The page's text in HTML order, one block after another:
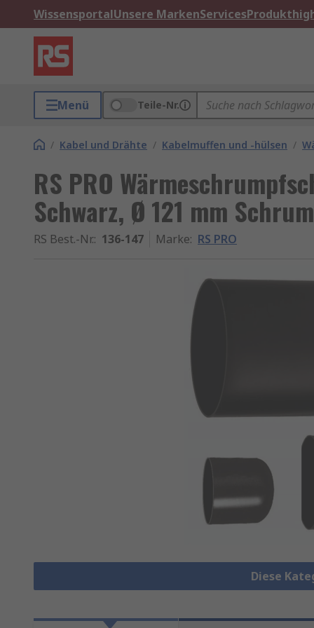
WissensportalUnsere MarkenServices
Menü Teile-Nr.
/ Kabel und Drähte / Kabelmuffen und -hülsen /
RS PRO
Schwarz, Ø 121 mm
RS Best.-Nr.: 136-147 Marke: RS PRO
Diese